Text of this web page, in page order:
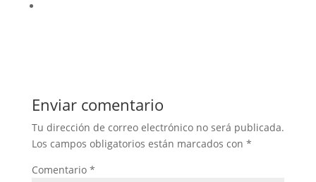
Enviar comentario
Tu dirección de correo electrónico no será publicada.
Los campos obligatorios están marcados con *
Comentario *